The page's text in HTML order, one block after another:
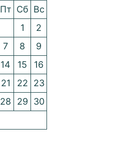
Пт Сб Вс
1
2
7 8
9
14 15
16
21 22
23
28 29
30